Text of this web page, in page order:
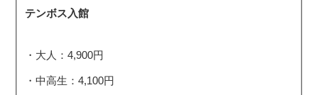
テンボス入館
・大人：4,900円
・中高生：4,100円